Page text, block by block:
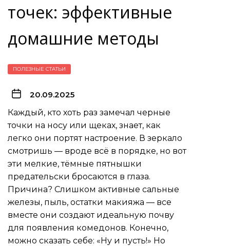
точек: эффективные
домашние методы
ПОЛЕЗНЫЕ СТАТЬИ
20.09.2025
Каждый, кто хоть раз замечал черные
точки на носу или щеках, знает, как
легко они портят настроение. В зеркало
смотришь — вроде всё в порядке, но вот
эти мелкие, тёмные пятнышки
предательски бросаются в глаза.
Причина? Слишком активные сальные
железы, пыль, остатки макияжа — все
вместе они создают идеальную почву
для появления комедонов. Конечно,
можно сказать себе: «Ну и пусть!» Но